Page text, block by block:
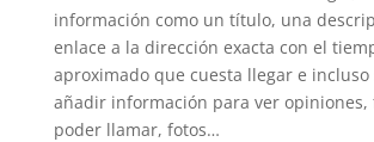
información como un título, una
enlace a la dirección exacta con el
aproximado que cuesta llegar e incluso
añadir información para ver opiniones,
poder llamar, fotos…